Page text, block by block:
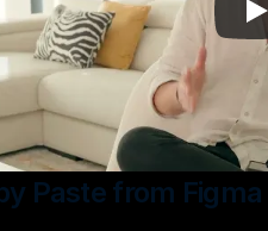
Paste from Figma